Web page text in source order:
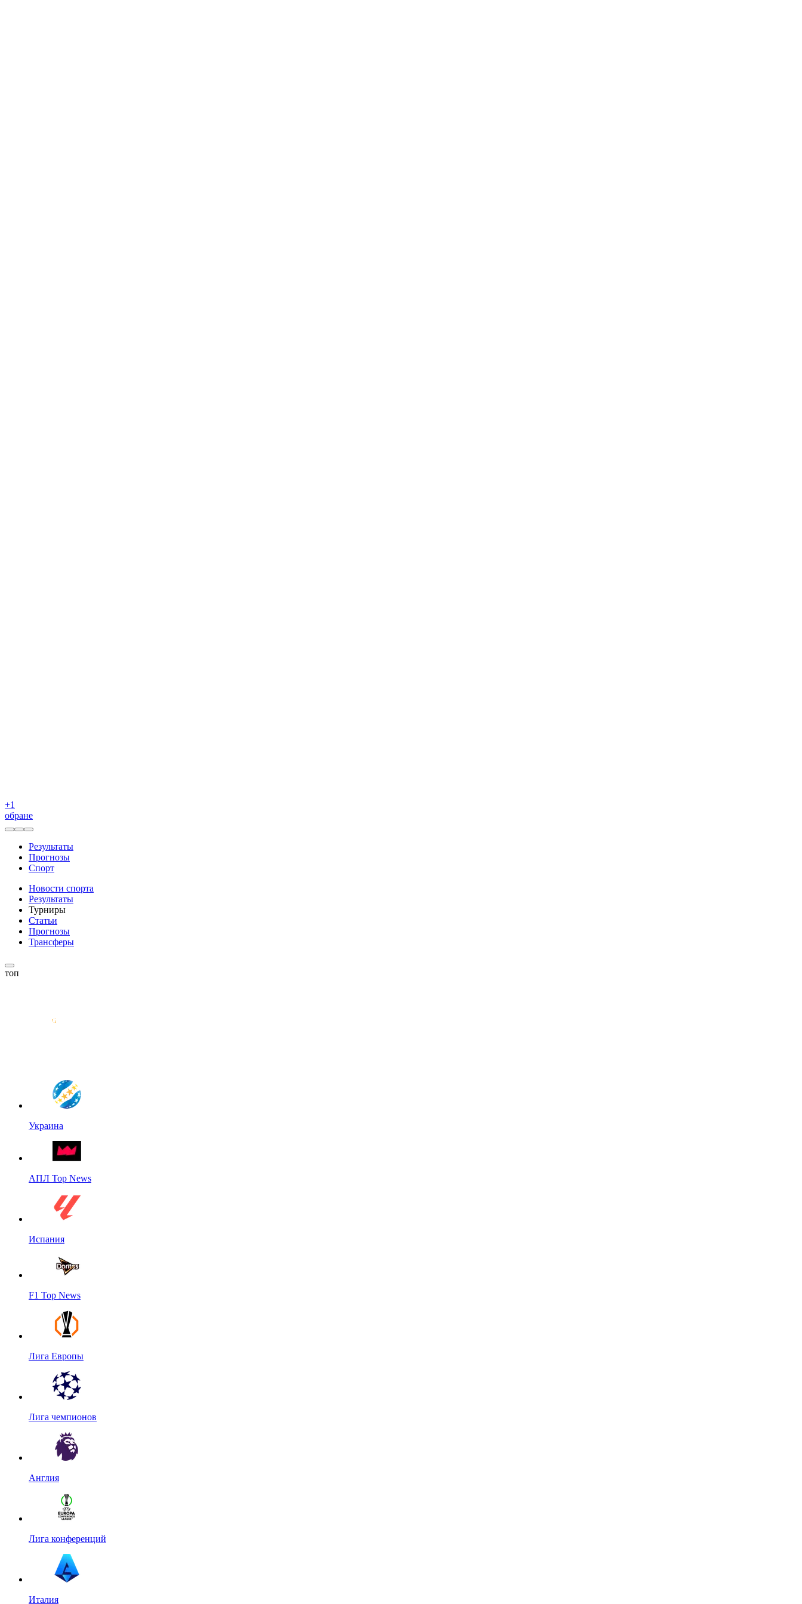
+1
обране
Результаты
Прогнозы
Спорт
Новости спорта
Результаты
Турниры
Статьи
Прогнозы
Трансферы
топ
Украина
АПЛ Top News
Испания
F1 Top News
Лига Европы
Лига чемпионов
Англия
Лига конференций
Италия